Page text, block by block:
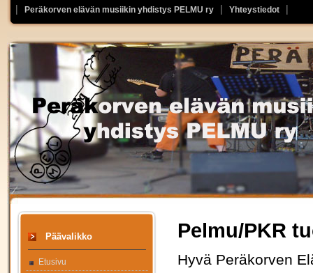
Peräkorven elävän musiikin yhdistys PELMU ry Yhteystiedot
Päävalikko
Etusivu
Pelmu/PKR
Hyvä Peräkorven